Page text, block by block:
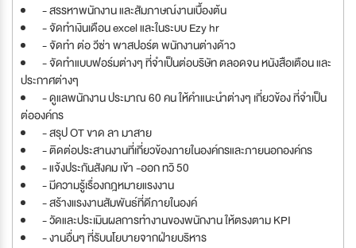
- สรรหาพนักงาน และสัมภาษณ์งานเบื้องต้น
- จัดทำเงินเดือน excel และในระบบ Ezy hr
- จัดทำ ต่อ วีซ่า พาสปอร์ต พนักงานต่างด้าว
- จัดทำแบบฟอร์มต่างๆ ที่จำเป็นต่อบริษัท ตลอดจน หนังสือเตือน และ
ประกาศต่างๆ
- ดูแลพนักงาน ประมาณ 60 คน ให้คำแนะนำต่างๆ เกี่ยวข้อง ที่จำเป็น
ต่อองค์กร
- สรุป OT ขาด ลา มาสาย
- ติดต่อประสานงานที่เกี่ยวข้องภายในองค์กรและภายนอกองค์กร
- แจ้งประกันสังคม เข้า -ออก ทวิ 50
- มีความรู้เรื่องกฎหมายแรงงาน
- สร้างแรงงานสัมพันธ์ที่ดีภายในองค์
- วัดและประเมินผลการทำงานของพนักงาน ให้ตรงตาม KPI
- งานอื่นๆ ที่รับนโยบายจากฝ่ายบริหาร